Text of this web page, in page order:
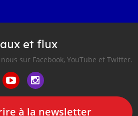
et flux
sur Facebook, YouTube et Twitter.
à la newsletter